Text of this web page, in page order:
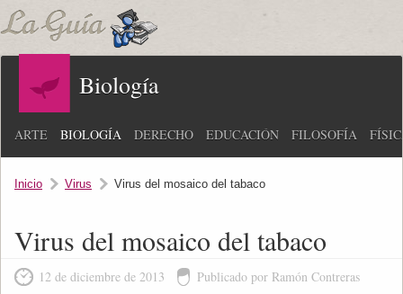
Biología
ARTE BIOLOGÍA DERECHO EDUCACIÓN FILOSOFÍA
Inicio Virus Virus del mosaico del tabaco
Virus del mosaico del tabaco
12 de diciembre de 2013 Publicado por Ramón Contreras